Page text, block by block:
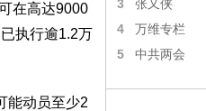
在高达9000
执行逾1.2万
能动员至少2
3 张又侠
4 万维专栏
5 中共两会